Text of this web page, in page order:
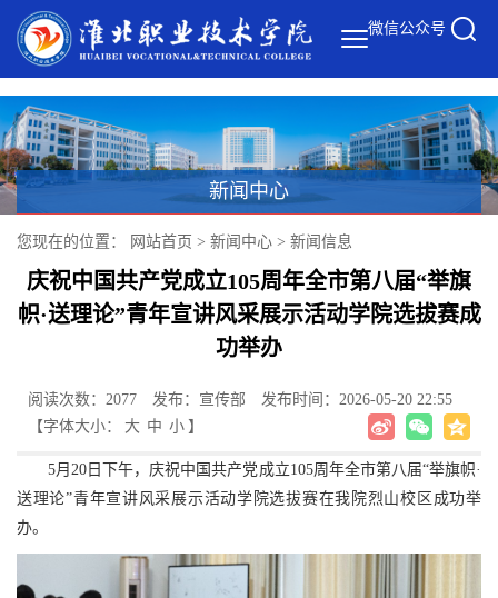
微信公众号
新闻中心
您现在的位置： 网站首页 > 新闻中心 > 新闻信息
庆祝中国共产党成立105周年全市第八届“举旗
帜·送理论”青年宣讲风采展示活动学院选拔赛成
功举办
阅读次数：2077 发布：宣传部
发布时间：2026-05-20 22:55
【字体大小：
大 中 小 】
5月20日下午，庆祝中国共产党成立105周年全市第八届“举旗帜·
送理论”青年宣讲风采展示活动学院选拔赛在我院烈山校区成功举
办。